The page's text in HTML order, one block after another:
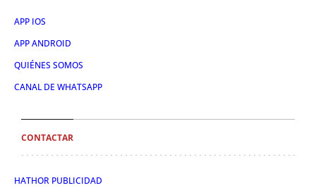
APP IOS
APP ANDROID
QUIÉNES SOMOS
CANAL DE WHATSAPP
CONTACTAR
HATHOR PUBLICIDAD